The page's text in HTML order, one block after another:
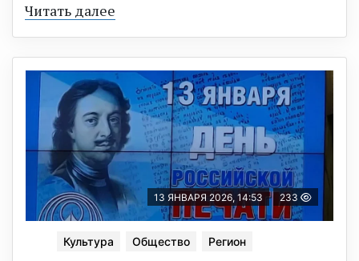
Читать далее
13 ЯНВАРЯ 2026, 14:53 233
Культура Общество Регион